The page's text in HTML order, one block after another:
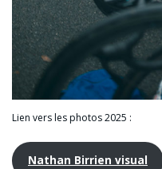
Lien vers les photos 2025 :
Nathan Birrien visual